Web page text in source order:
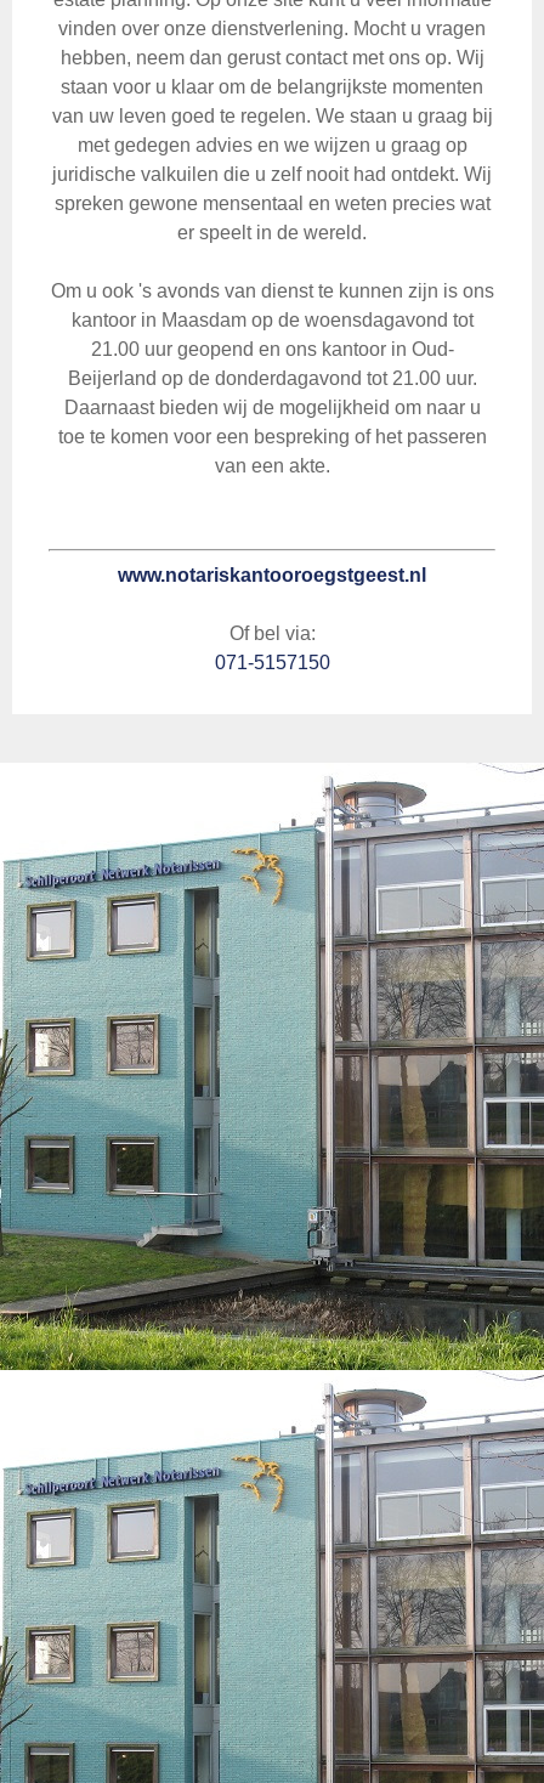
vinden over onze dienstverlening. Mocht u vragen
hebben, neem dan gerust contact met ons op. Wij
staan voor u klaar om de belangrijkste momenten
van uw leven goed te regelen. We staan u graag bij
met gedegen advies en we wijzen u graag op
juridische valkuilen die u zelf nooit had ontdekt. Wij
spreken gewone mensentaal en weten precies wat
er speelt in de wereld.
Om u ook 's avonds van dienst te kunnen zijn is ons
kantoor in Maasdam op de woensdagavond tot
21.00 uur geopend en ons kantoor in Oud-
Beijerland op de donderdagavond tot 21.00 uur.
Daarnaast bieden wij de mogelijkheid om naar u
toe te komen voor een bespreking of het passeren
van een akte.
www.notariskantooroegstgeest.nl
Of bel via:
071-5157150